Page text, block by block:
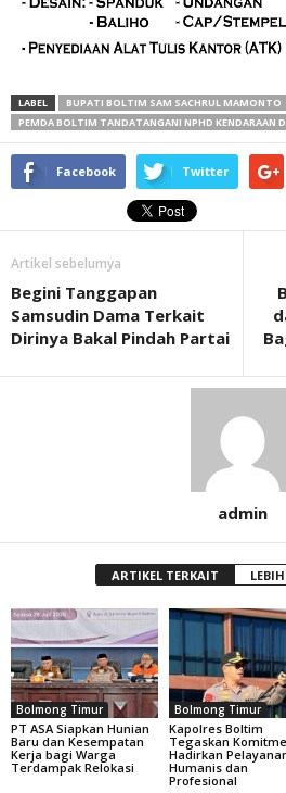
LABEL
BUPATI BOLTIM SAM SACHRUL MAMONTO
PEMDA BOLTIM TANDATANGANI NPHD KENDARAAN
Facebook Twitter
Artikel sebelumya
Begini Tanggapan
Samsudin Dama Terkait
Dirinya Bakal Pindah Partai
admin
ARTIKEL TERKAIT
Bolmong Timur
PT ASA Siapkan Hunian
Baru dan Kesempatan
Kerja bagi Warga
Terdampak Relokasi
Bolmong Timur
Kapolres Boltim
Tegaskan
Hadirkan
Humanis dan
Profesional